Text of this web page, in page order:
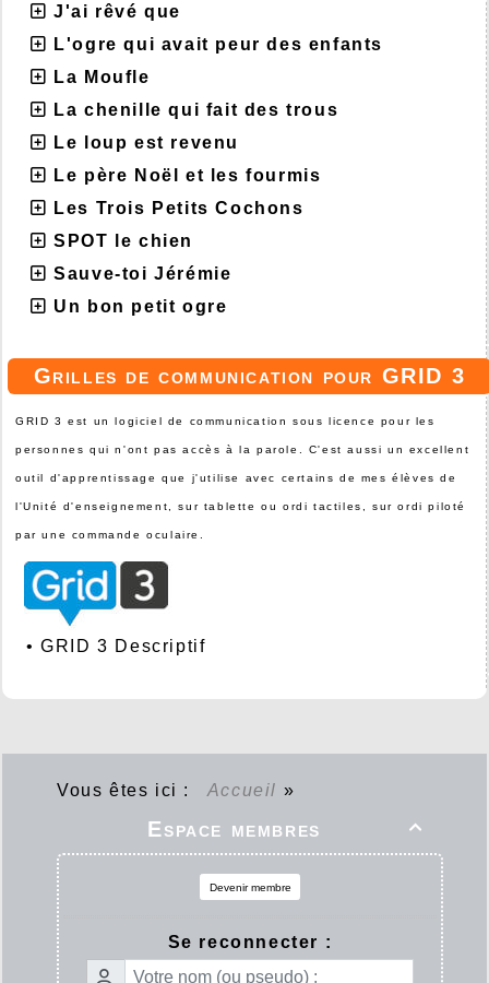
J'ai rêvé que
L'ogre qui avait peur des enfants
La Moufle
La chenille qui fait des trous
Le loup est revenu
Le père Noël et les fourmis
Les Trois Petits Cochons
SPOT le chien
Sauve-toi Jérémie
Un bon petit ogre
Grilles de communication pour GRID 3
GRID 3 est un logiciel de communication sous licence pour les
personnes qui n'ont pas accès à la parole. C'est aussi un excellent
outil d'apprentissage que j'utilise avec certains de mes élèves de
l'Unité d'enseignement, sur tablette ou ordi tactiles, sur ordi piloté
par une commande oculaire.
•GRID 3 Descriptif
Vous êtes ici : Accueil »

Espace membres
Devenir membre
Se reconnecter :